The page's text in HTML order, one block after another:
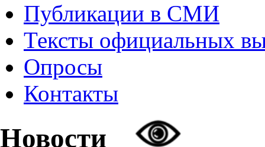
Публикации в СМИ
Тексты официальных
Опросы
Контакты
Новости